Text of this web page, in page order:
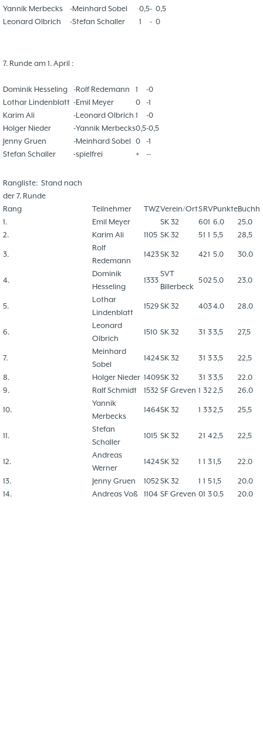
Yannik Merbecks
-Meinhard Sobel 0,5- 0,5
Leonard Olbrich
-Stefan Schaller 1 - 0
7. Runde am 1. April :
Dominik Hesseling -Rolf Redemann 1 -0
Lothar Lindenblatt -Emil Meyer 0 -1
Karim Ali
-Leonard Olbrich 1 -0
Holger Nieder
-Yannik Merbecks0,5-0,5
Jenny Gruen
-Meinhard Sobel 0 -1
Stefan Schaller
-spielfrei + --
Rangliste: Stand nach
der 7. Runde
Rang
Teilnehmer TWZVerein/OrtSRVPunkteBuchh
1.
Emil Meyer SK 32 601 6.0
25.0
2.
Karim Ali 1105 SK 32 51 1 5,5 28,5
3.
Rolf
Redemann
1423SK 32 421 5.0 30.0
4.
Dominik
Hesseling
1333
SVT
Billerbeck
502 5.0 23.0
5.
Lothar
Lindenblatt
1529 SK 32 4034.0 28.0
6.
Leonard
Olbrich
1510 SK 32 31 33,5 27,5
7.
Meinhard
Sobel
1424SK 32 31 33,5 22,5
8. Holger Nieder 1409SK 32 31 33,5
22.0
9.
Ralf Schmidt 1532 SF Greven 1 32 2,5 26.0
10.
Yannik
Merbecks
1464SK 32 1 332,5 25,5
11.
Stefan
Schaller
1015 SK 32 21 42,5 22,5
12.
Andreas
Werner
1424SK 32 1 1 31,5 22.0
13. Jenny Gruen 1052 SK 32 1 1 51,5
20.0
14.
Andreas Voß 1104 SF Greven 01 30.5 20.0